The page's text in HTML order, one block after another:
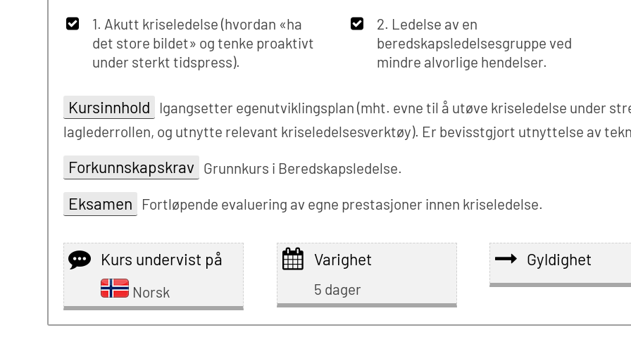
1. Akutt kriseledelse (hvordan «ha
det store bildet» og tenke proaktivt
under sterkt tidspress).
2. Ledelse av en
beredskapsledelsesgruppe ved
mindre alvorlige hendelser.
Kursinnhold
Igangsetter egenutviklingsplan (mht. evne til å utøve kriseledelse under
laglederrollen, og utnytte relevant kriseledelsesverktøy). Er bevisstgjort utnyttelse av
Forkunnskapskrav Grunnkurs i Beredskapsledelse.
Eksamen Fortløpende evaluering av egne prestasjoner innen kriseledelse.
Kurs undervist på
Norsk
Varighet
5 dager
Gyldighet